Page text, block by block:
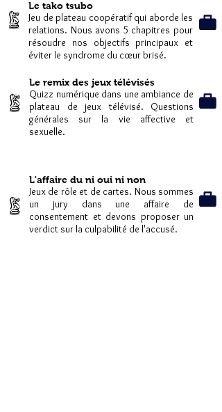
Le tako tsubo
Jeu de plateau coopératif qui aborde les
relations. Nous avons 5 chapitres pour
résoudre nos objectifs principaux et
éviter le syndrome du cœur brisé.
Le remix des jeux télévisés
Quizz numérique dans une ambiance de
plateau de jeux télévisé. Questions
générales sur la vie affective et
sexuelle.
L'affaire du ni oui ni non
Jeux de rôle et de cartes. Nous sommes
un jury dans une affaire de
consentement et devons proposer un
verdict sur la culpabilité de l'accusé.